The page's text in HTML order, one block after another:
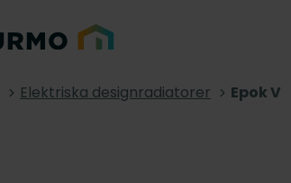
Elektriska designradiatorer Epok V